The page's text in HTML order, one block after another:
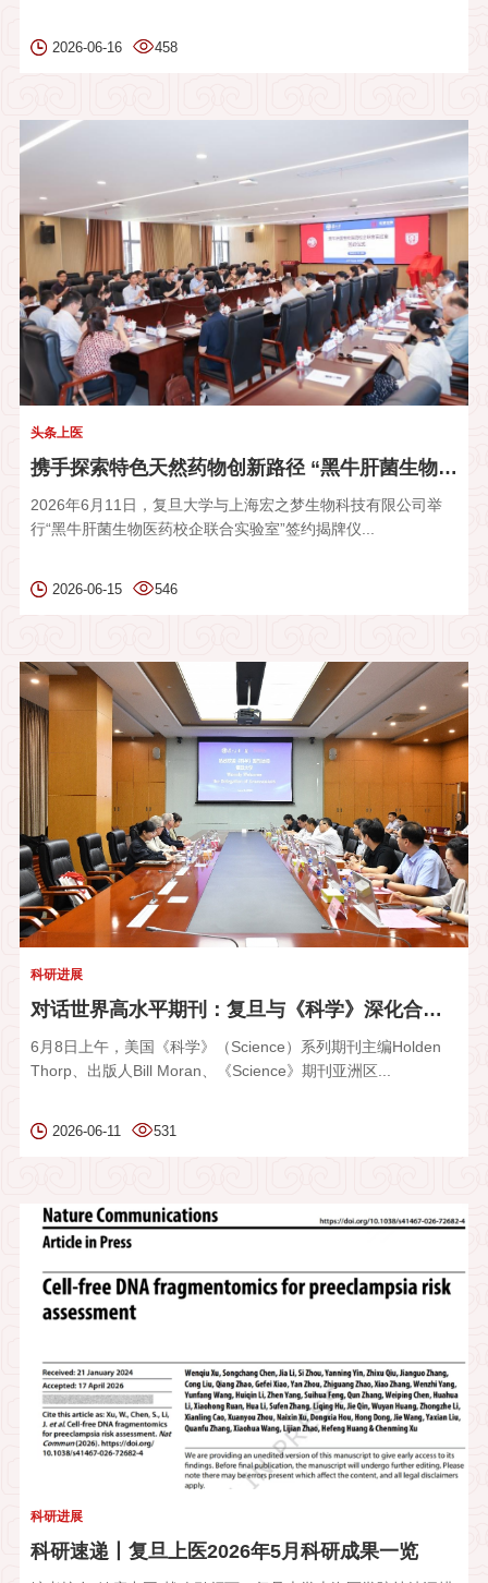
2026-06-16 458
头条上医
携手探索特色天然药物创新路径 “黑牛肝菌生物医药校企联合实验...
2026年6月11日，复旦大学与上海宏之梦生物科技有限公司举
行“黑牛肝菌生物医药校企联合实验室”签约揭牌仪...
2026-06-15 546
科研进展
对话世界高水平期刊：复旦与《科学》深化合作，推动中国高水平研...
6月8日上午，美国《科学》（Science）系列期刊主编Holden
Thorp、出版人Bill Moran、《Science》期刊亚洲区...
2026-06-11 531
科研进展
科研速递丨复旦上医2026年5月科研成果一览